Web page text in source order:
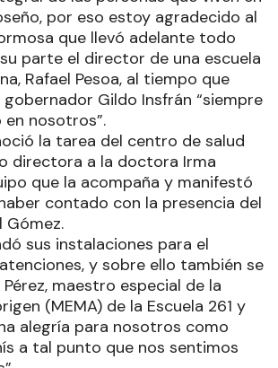
por eso estoy agradecido al
que llevó adelante todo
parte el director de una escuela
Rafael Pesoa, al tiempo que
Gildo Insfrán “siempre
nosotros”.
la tarea del centro de salud
directora a la doctora Irma
que la acompaña y manifestó
contado con la presencia del
Gómez.
sus instalaciones para el
y sobre ello también se
maestro especial de la
(MEMA) de la Escuela 261 y
alegría para nosotros como
a tal punto que nos sentimos